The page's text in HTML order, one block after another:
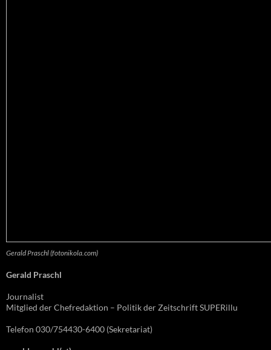
Gerald Praschl (fotonikola.com)
Gerald Praschl
Journalist
Mitglied der Chefredaktion – Politik der Zeitschrift SUPERillu
Telefon 030/754430-6400 (Sekretariat)